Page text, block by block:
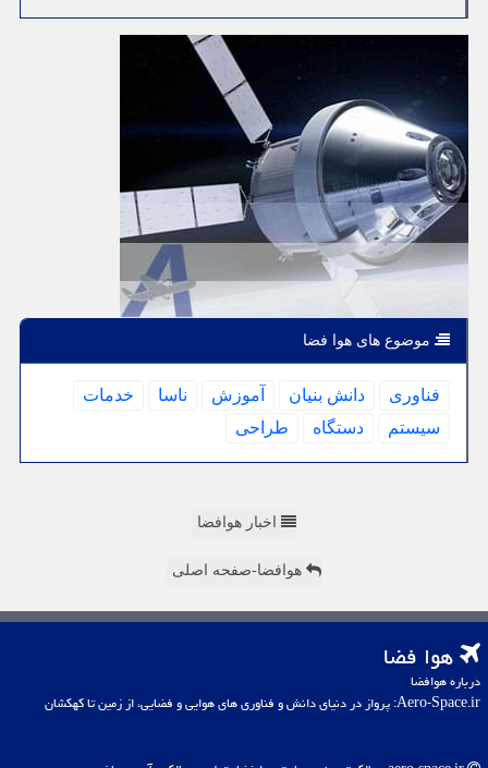
موضوع های هوا فضا
فناوری دانش بنیان آموزش ناسا
خدمات
سیستم
دستگاه طراحی
اخبار هوافضا
هوافضا-صفحه اصلی
هوا فضا
درباره هوافضا
Aero-Space.ir: پرواز در دنیای دانش و فناوری های هوایی و فضایی، از زمین تا کهکشان